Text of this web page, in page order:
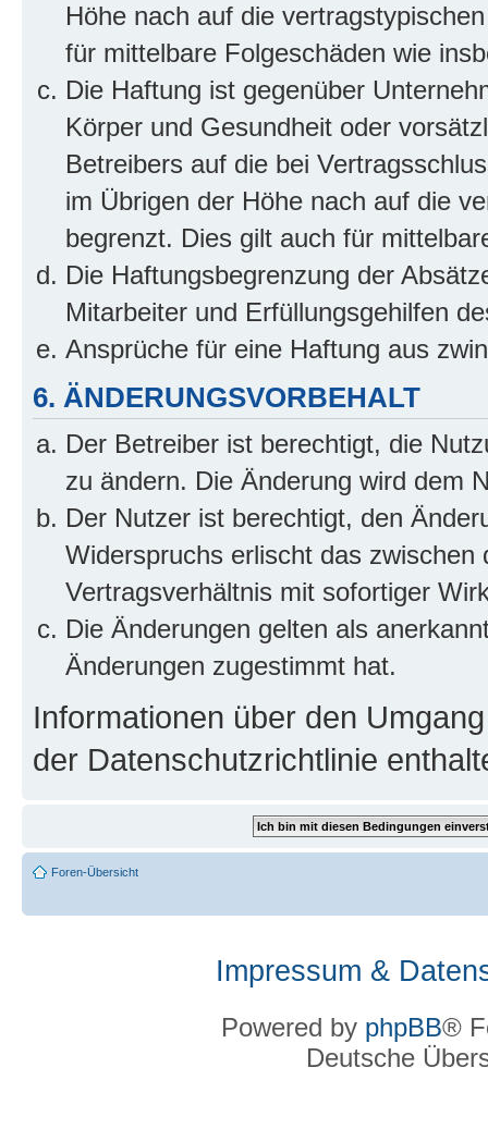
Höhe nach auf die
für mittelbare Folgeschäden wie
Die Haftung ist gegenüber
Körper und Gesundheit oder
Betreibers auf die bei
im Übrigen der Höhe nach auf die
begrenzt. Dies gilt auch für
Die Haftungsbegrenzung der
Mitarbeiter und Erfüllungsgehilfen
Ansprüche für eine Haftung aus
6. ÄNDERUNGSVORBEHALT
Der Betreiber ist berechtigt, die
zu ändern. Die Änderung wird dem
Der Nutzer ist berechtigt, den
Widerspruchs erlischt das
Vertragsverhältnis mit sofortiger
Die Änderungen gelten als
Änderungen zugestimmt hat.
Informationen über den
der Datenschutzrichtlinie
Foren-Übersicht
Impressum &
Powered by phpBB®
Deutsche